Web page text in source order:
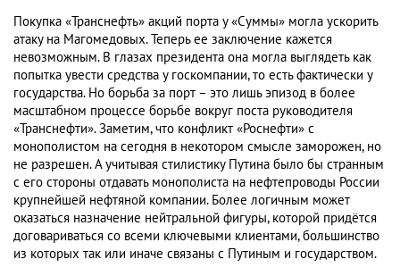
Покупка «Транснефть» акций порта у «Суммы» могла ускорить
атаку на Магомедовых. Теперь ее заключение кажется
невозможным. В глазах президента она могла выглядеть как
попытка увести средства у госкомпании, то есть фактически у
государства. Но борьба за порт – это лишь эпизод в более
масштабном процессе борьбе вокруг поста руководителя
«Транснефти». Заметим, что конфликт «Роснефти» с
монополистом на сегодня в некотором смысле заморожен, но
не разрешен. А учитывая стилистику Путина было бы странным
с его стороны отдавать монополиста на нефтепроводы России
крупнейшей нефтяной компании. Более логичным может
оказаться назначение нейтральной фигуры, которой придётся
договариваться со всеми ключевыми клиентами, большинство
из которых так или иначе связаны с Путиным и государством.